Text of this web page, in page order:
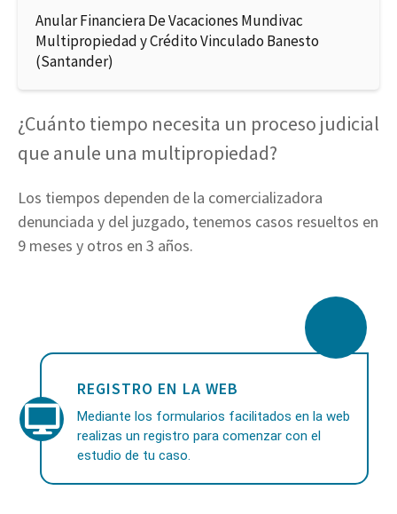
Anular Financiera De Vacaciones Mundivac
Multipropiedad y Crédito Vinculado Banesto
(Santander)
¿Cuánto tiempo necesita un proceso judicial
que anule una multipropiedad?
Los tiempos dependen de la comercializadora
denunciada y del juzgado, tenemos casos resueltos en
9 meses y otros en 3 años.
REGISTRO EN LA WEB
Mediante los formularios facilitados en la web
realizas un registro para comenzar con el
estudio de tu caso.